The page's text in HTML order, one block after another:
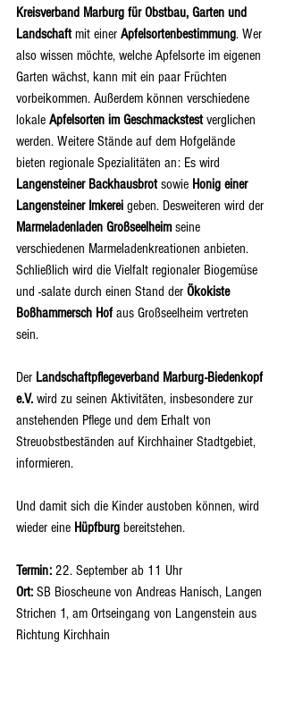
Kreisverband Marburg für Obstbau, Garten und
Landschaft mit einer Apfelsortenbestimmung. Wer
also wissen möchte, welche Apfelsorte im eigenen
Garten wächst, kann mit ein paar Früchten
vorbeikommen. Außerdem können verschiedene
lokale Apfelsorten im Geschmackstest verglichen
werden. Weitere Stände auf dem Hofgelände
bieten regionale Spezialitäten an: Es wird
Langensteiner Backhausbrot sowie Honig einer
Langensteiner Imkerei geben. Desweiteren wird der
Marmeladenladen Großseelheim seine
verschiedenen Marmeladenkreationen anbieten.
Schließlich wird die Vielfalt regionaler Biogemüse
und -salate durch einen Stand der Ökokiste
Boßhammersch Hof aus Großseelheim vertreten
sein.
Der Landschaftpflegeverband Marburg-Biedenkopf
e.V. wird zu seinen Aktivitäten, insbesondere zur
anstehenden Pflege und dem Erhalt von
Streuobstbeständen auf Kirchhainer Stadtgebiet,
informieren.
Und damit sich die Kinder austoben können, wird
wieder eine Hüpfburg bereitstehen.
Termin: 22. September ab 11 Uhr
Ort: SB Bioscheune von Andreas Hanisch, Langen
Strichen 1, am Ortseingang von Langenstein aus
Richtung Kirchhain